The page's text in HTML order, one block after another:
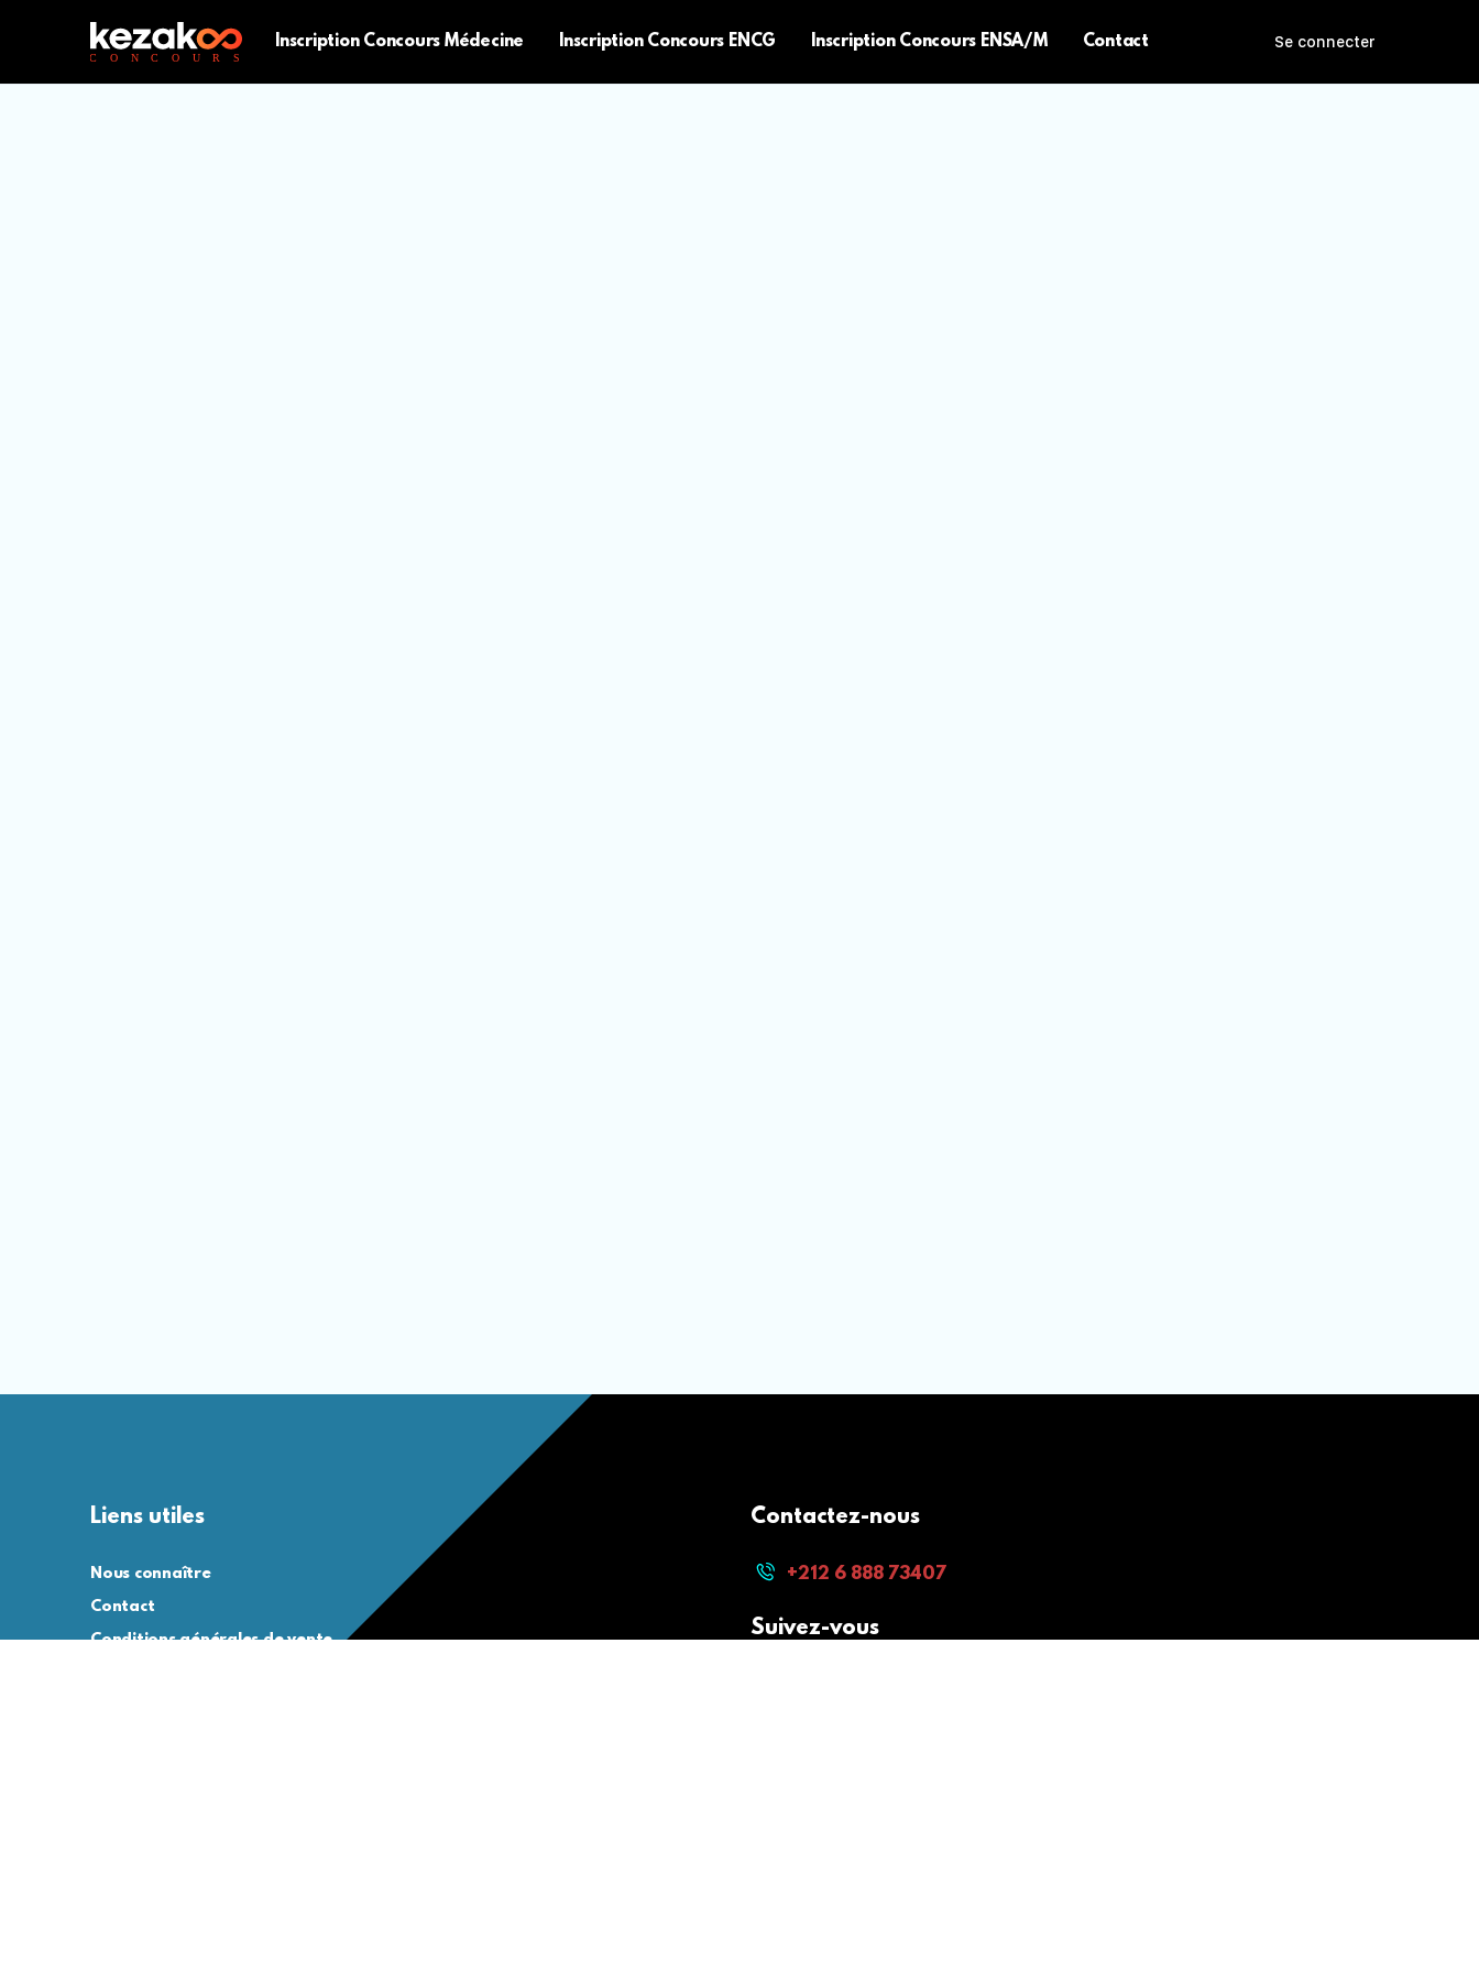
Inscription Concours Médecine Inscription Concours ENCG Inscription Concours ENSA/M Contact Se connecter
Liens utiles
Nous connaître
Contact
Conditions générales de vente
Contactez-nous
+212 6 888 73407
Suivez-vous